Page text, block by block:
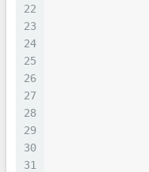
22
23
24
25
26
27
28
29
30
31